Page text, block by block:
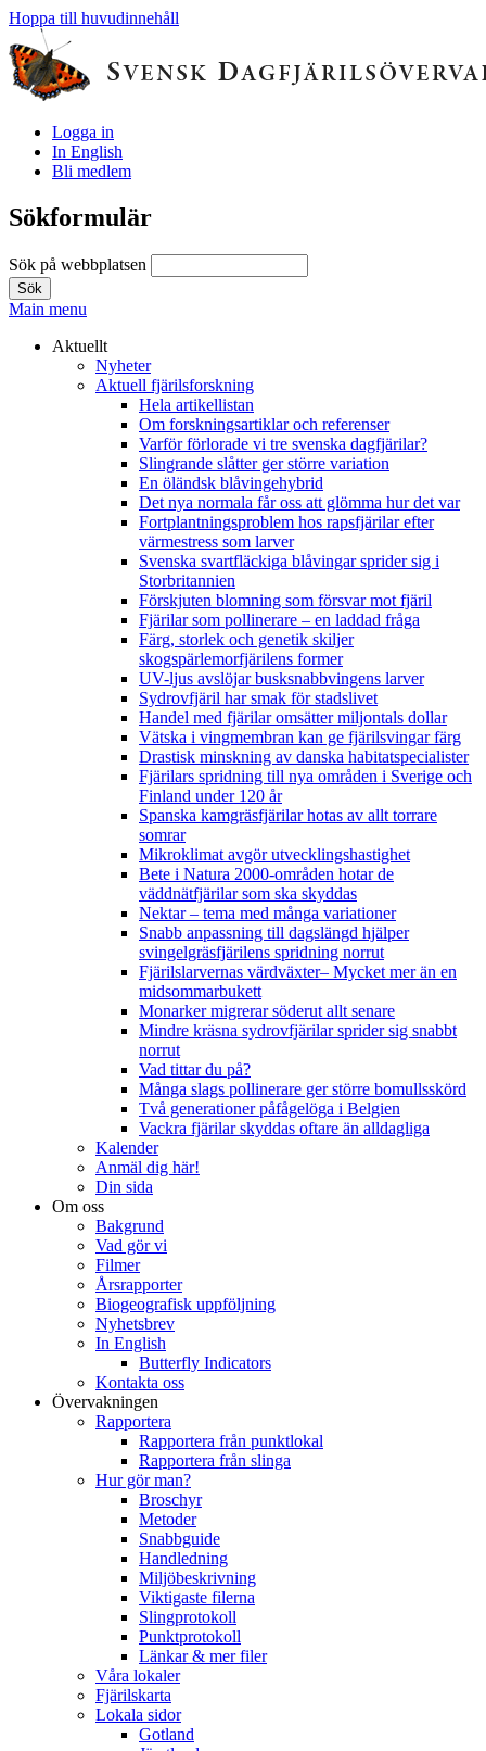
Hoppa till huvudinnehåll
Logga in
In English
Bli medlem
Sökformulär
Sök på webbplatsen
Main menu
Aktuellt
Nyheter
Aktuell fjärilsforskning
Hela artikellistan
Om forskningsartiklar och referenser
Varför förlorade vi tre svenska dagfjärilar?
Slingrande slåtter ger större variation
En öländsk blåvingehybrid
Det nya normala får oss att glömma hur det var
Fortplantningsproblem hos rapsfjärilar efter
värmestress som larver
Svenska svartfläckiga blåvingar sprider sig i
Storbritannien
Förskjuten blomning som försvar mot fjäril
Fjärilar som pollinerare – en laddad fråga
Färg, storlek och genetik skiljer
skogspärlemorfjärilens former
UV-ljus avslöjar busksnabbvingens larver
Sydrovfjäril har smak för stadslivet
Handel med fjärilar omsätter miljontals dollar
Vätska i vingmembran kan ge fjärilsvingar färg
Drastisk minskning av danska habitatspecialister
Fjärilars spridning till nya områden i Sverige och
Finland under 120 år
Spanska kamgräsfjärilar hotas av allt torrare
somrar
Mikroklimat avgör utvecklingshastighet
Bete i Natura 2000-områden hotar de
väddnätfjärilar som ska skyddas
Nektar – tema med många variationer
Snabb anpassning till dagslängd hjälper
svingelgräsfjärilens spridning norrut
Fjärilslarvernas värdväxter– Mycket mer än en
midsommarbukett
Monarker migrerar söderut allt senare
Mindre kräsna sydrovfjärilar sprider sig snabbt
norrut
Vad tittar du på?
Många slags pollinerare ger större bomullsskörd
Två generationer påfågelöga i Belgien
Vackra fjärilar skyddas oftare än alldagliga
Kalender
Anmäl dig här!
Din sida
Om oss
Bakgrund
Vad gör vi
Filmer
Årsrapporter
Biogeografisk uppföljning
Nyhetsbrev
In English
Butterfly Indicators
Kontakta oss
Övervakningen
Rapportera
Rapportera från punktlokal
Rapportera från slinga
Hur gör man?
Broschyr
Metoder
Snabbguide
Handledning
Miljöbeskrivning
Viktigaste filerna
Slingprotokoll
Punktprotokoll
Länkar & mer filer
Våra lokaler
Fjärilskarta
Lokala sidor
Gotland